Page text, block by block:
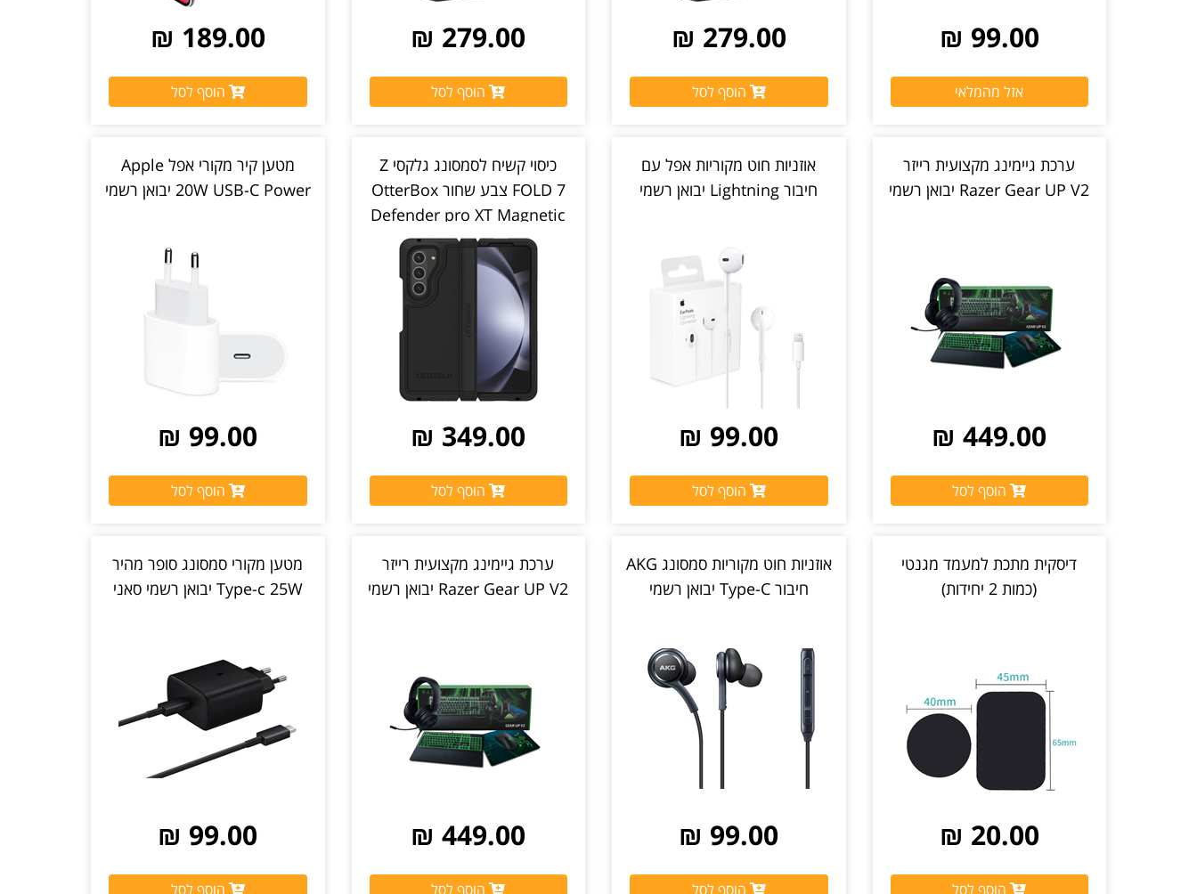
99.00 ₪
אזל מהמלאי
279.00 ₪
הוסף לסל
279.00 ₪
הוסף לסל
189.00 ₪
הוסף לסל
ערכת גיימינג מקצועית רייזר
Razer Gear UP V2 יבואן רשמי
449.00 ₪
הוסף לסל
אוזניות חוט מקוריות אפל עם
חיבור Lightning יבואן רשמי
99.00 ₪
הוסף לסל
כיסוי קשיח לסמסונג גלקסי Z
FOLD 7 צבע שחור OtterBox
Defender pro XT Magnetic
יבואן רשמי
349.00 ₪
הוסף לסל
מטען קיר מקורי אפל Apple
20W USB-C Power יבואן רשמי
99.00 ₪
הוסף לסל
דיסקית מתכת למעמד מגנטי
(כמות 2 יחידות)
20.00 ₪
הוסף לסל
אוזניות חוט מקוריות סמסונג AKG
חיבור Type-C יבואן רשמי
99.00 ₪
הוסף לסל
ערכת גיימינג מקצועית רייזר
Razer Gear UP V2 יבואן רשמי
449.00 ₪
הוסף לסל
מטען מקורי סמסונג סופר מהיר
Type-c 25W יבואן רשמי סאני
99.00 ₪
הוסף לסל